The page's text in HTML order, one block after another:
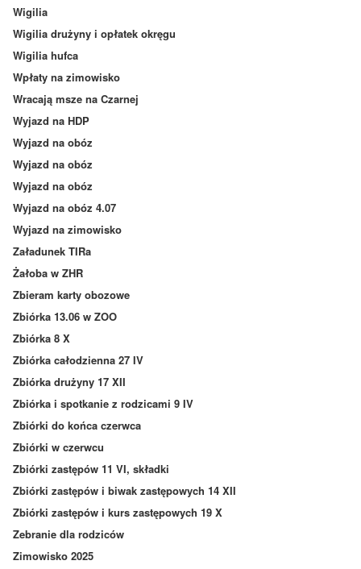
Wigilia
Wigilia drużyny i opłatek okręgu
Wigilia hufca
Wpłaty na zimowisko
Wracają msze na Czarnej
Wyjazd na HDP
Wyjazd na obóz
Wyjazd na obóz
Wyjazd na obóz
Wyjazd na obóz 4.07
Wyjazd na zimowisko
Załadunek TIRa
Żałoba w ZHR
Zbieram karty obozowe
Zbiórka 13.06 w ZOO
Zbiórka 8 X
Zbiórka całodzienna 27 IV
Zbiórka drużyny 17 XII
Zbiórka i spotkanie z rodzicami 9 IV
Zbiórki do końca czerwca
Zbiórki w czerwcu
Zbiórki zastępów 11 VI, składki
Zbiórki zastępów i biwak zastępowych 14 XII
Zbiórki zastępów i kurs zastępowych 19 X
Zebranie dla rodziców
Zimowisko 2025